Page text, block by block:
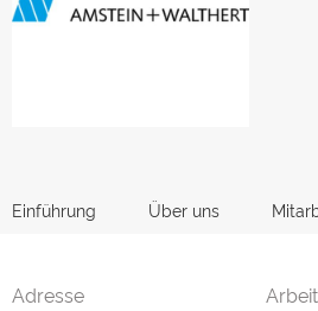
Einführung Über uns
Adresse